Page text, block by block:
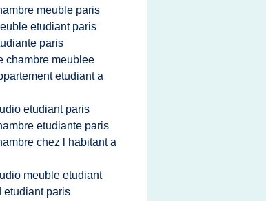
meuble paris
etudiant paris
paris
chambre meublee
etudiant a
etudiant paris
etudiante paris
chez l habitant a
meuble etudiant
etudiant paris